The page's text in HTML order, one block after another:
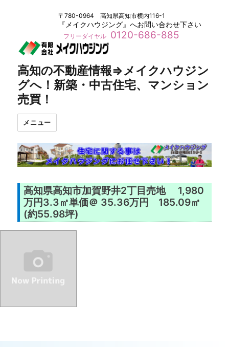
〒780-0964 高知県高知市横内116-1
『メイクハウジング』へお問い合わせ下さい
フリーダイヤル 0120-686-885
高知の不動産情報⇒メイクハウジン
グへ！新築・中古住宅、マンション
売買！
メニュー
高知県高知市加賀野井2丁目売地 1,980
万円3.3㎡単価＠ 35.36万円 185.09㎡
(約55.98坪)